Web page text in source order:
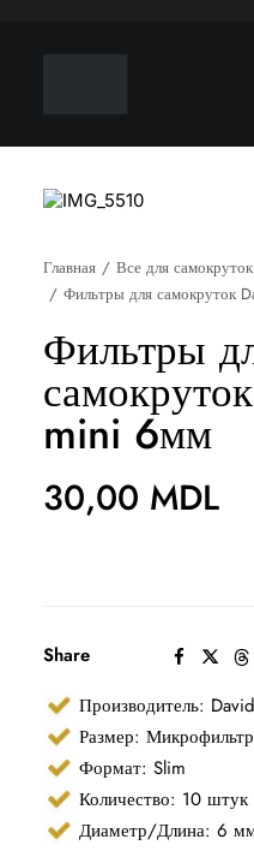
Главная Все для самокруток
Фильтры для самокруток
Фильтры
mini 6мм
30,00 MDL
Share
Производитель:
Размер:
Формат: Slim
Количество: 10 штук
Диаметр/Длина: 6